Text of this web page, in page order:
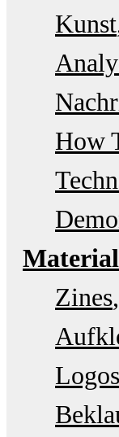
Kunst
How
Zines
Logos